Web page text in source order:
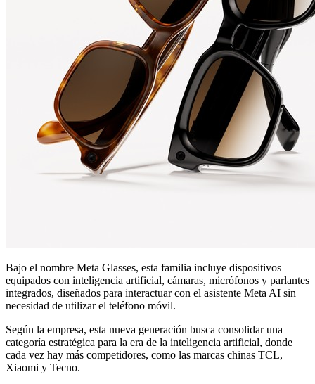
Bajo el nombre Meta Glasses, esta familia incluye dispositivos
equipados con inteligencia artificial, cámaras, micrófonos y parlantes
integrados, diseñados para interactuar con el asistente Meta AI sin
necesidad de utilizar el teléfono móvil.
Según la empresa, esta nueva generación busca consolidar una
categoría estratégica para la era de la inteligencia artificial, donde
cada vez hay más competidores, como las marcas chinas TCL,
Xiaomi y Tecno.